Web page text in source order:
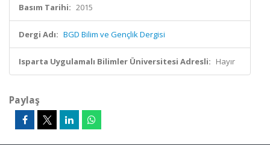
Basım Tarihi: 2015
Dergi Adı: BGD Bilim ve Gençlik Dergisi
Isparta Uygulamalı Bilimler Üniversitesi Adresli: Hayır
Paylaş